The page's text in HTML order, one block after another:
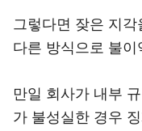
그렇다면 잦은 지
다른 방식으로 불
만일 회사가 내부
가 불성실한 경우